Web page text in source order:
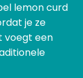
lemon curd
je ze
voegt een